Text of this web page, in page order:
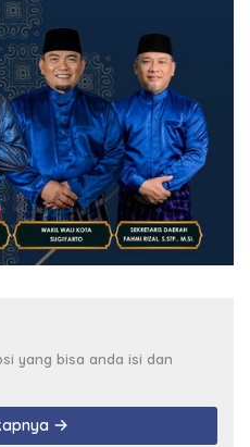
yang bisa anda isi dan